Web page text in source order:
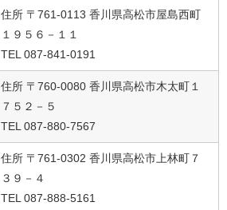
住所 〒761-0113 香川県高松市屋島西町
１９５６－１１
TEL 087-841-0191
住所 〒760-0080 香川県高松市木太町１
７５２－５
TEL 087-880-7567
住所 〒761-0302 香川県高松市上林町７
３９－４
TEL 087-888-5161